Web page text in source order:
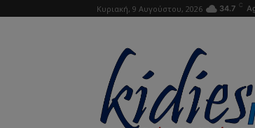
Κυριακή, 9 Αυγούστου, 2026 34.7 C